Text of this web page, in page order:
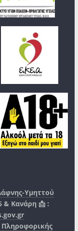
Υμηττού
& Κανάρη 📩 :